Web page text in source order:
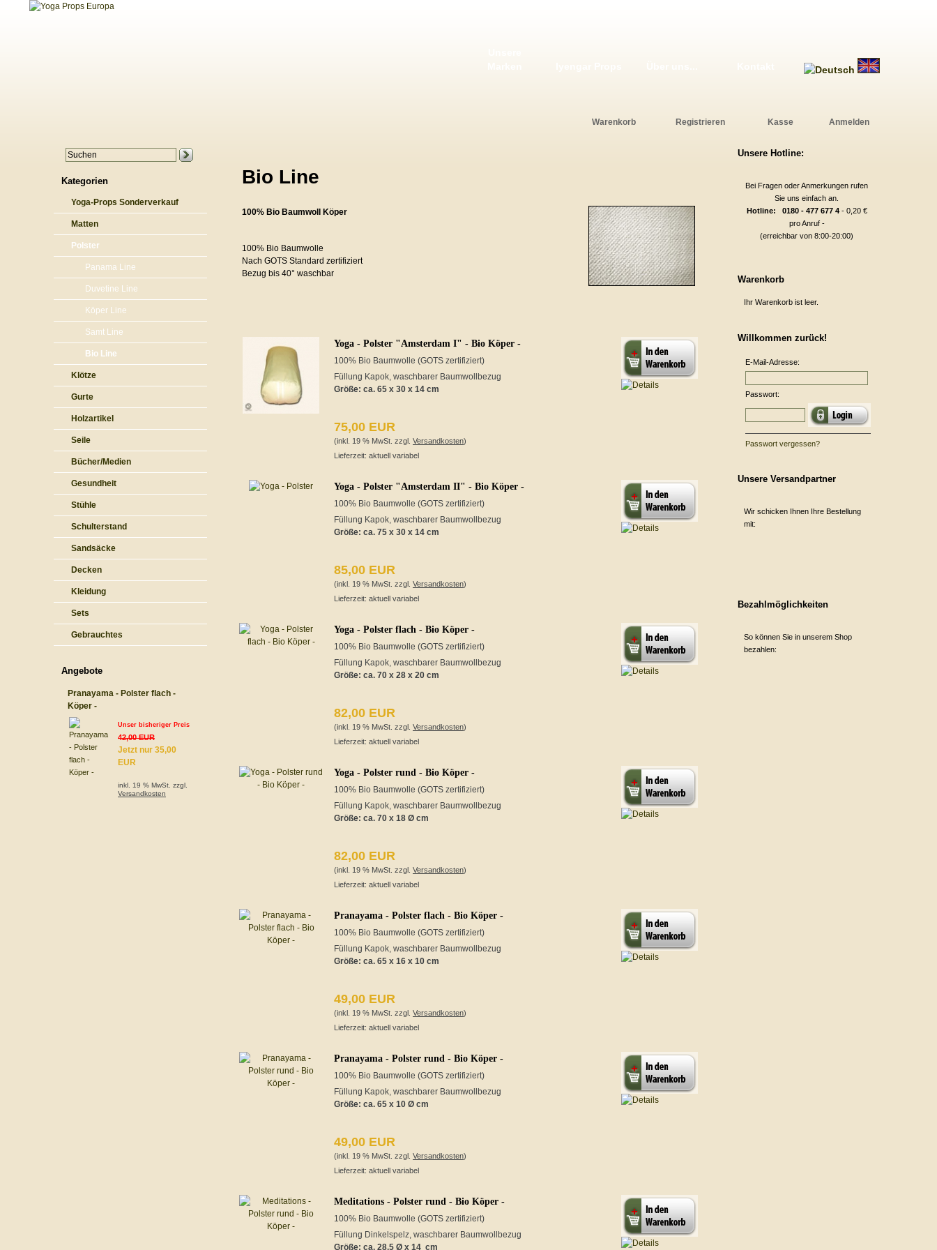
Warenkorb Registrieren Kasse Anmelden
Kategorien
Yoga-Props Sonderverkauf
Matten
Polster
Panama Line
Duvetine Line
Köper Line
Samt Line
Bio Line
Klötze
Gurte
Holzartikel
Seile
Bücher/Medien
Gesundheit
Stühle
Schulterstand
Sandsäcke
Decken
Kleidung
Sets
Gebrauchtes
Angebote
Pranayama - Polster flach -
Köper -
Unser bisheriger Preis
42,00 EUR
Jetzt nur 35,00
EUR
inkl. 19 % MwSt. zzgl.
Versandkosten
Bio Line
100% Bio Baumwoll Köper
100% Bio Baumwolle
Nach GOTS Standard zertifiziert
Bezug bis 40° waschbar
Yoga - Polster "Amsterdam I" - Bio Köper -
100% Bio Baumwolle (GOTS zertifiziert)
Füllung Kapok, waschbarer Baumwollbezug
Größe: ca. 65 x 30 x 14 cm
75,00 EUR
(inkl. 19 % MwSt. zzgl. Versandkosten)
Lieferzeit: aktuell variabel
Yoga - Polster "Amsterdam II" - Bio Köper -
100% Bio Baumwolle (GOTS zertifiziert)
Füllung Kapok, waschbarer Baumwollbezug
Größe: ca. 75 x 30 x 14 cm
85,00 EUR
(inkl. 19 % MwSt. zzgl. Versandkosten)
Lieferzeit: aktuell variabel
Yoga - Polster flach - Bio Köper -
100% Bio Baumwolle (GOTS zertifiziert)
Füllung Kapok, waschbarer Baumwollbezug
Größe: ca. 70 x 28 x 20 cm
82,00 EUR
(inkl. 19 % MwSt. zzgl. Versandkosten)
Lieferzeit: aktuell variabel
Yoga - Polster rund - Bio Köper -
100% Bio Baumwolle (GOTS zertifiziert)
Füllung Kapok, waschbarer Baumwollbezug
Größe: ca. 70 x 18 Ø cm
82,00 EUR
(inkl. 19 % MwSt. zzgl. Versandkosten)
Lieferzeit: aktuell variabel
Pranayama - Polster flach - Bio Köper -
100% Bio Baumwolle (GOTS zertifiziert)
Füllung Kapok, waschbarer Baumwollbezug
Größe: ca. 65 x 16 x 10 cm
49,00 EUR
(inkl. 19 % MwSt. zzgl. Versandkosten)
Lieferzeit: aktuell variabel
Pranayama - Polster rund - Bio Köper -
100% Bio Baumwolle (GOTS zertifiziert)
Füllung Kapok, waschbarer Baumwollbezug
Größe: ca. 65 x 10 Ø cm
49,00 EUR
(inkl. 19 % MwSt. zzgl. Versandkosten)
Lieferzeit: aktuell variabel
Meditations - Polster rund - Bio Köper -
100% Bio Baumwolle (GOTS zertifiziert)
Füllung Dinkelspelz, waschbarer Baumwollbezug
Größe: ca. 28,5 Ø x 14 cm
Unsere Hotline:
Bei Fragen oder Anmerkungen rufen
Sie uns einfach an.
Hotline: 0180 - 477 677 4- 0,20 €
pro Anruf -
(erreichbar von 8:00-20:00)
Warenkorb
Ihr Warenkorb ist leer.
Willkommen zurück!
E-Mail-Adresse:
Passwort:
Passwort vergessen?
Unsere Versandpartner
Wir schicken Ihnen Ihre Bestellung
mit:
Bezahlmöglichkeiten
So können Sie in unserem Shop
bezahlen: